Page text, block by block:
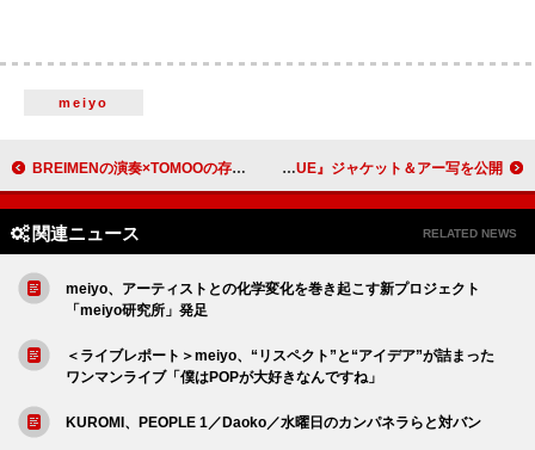
meiyo
BREIMENの演奏×TOMOOの存在感が絡み合う、コラボ曲「ファンキースパイス」MV公開 HONEST BOYZ（R）、“大人の遊び心”コンセプトの『HONEST AVENUE』ジャケット＆アー写を公開
関連ニュース RELATED NEWS
meiyo、アーティストとの化学変化を巻き起こす新プロジェクト
「meiyo研究所」発足
＜ライブレポート＞meiyo、“リスペクト”と“アイデア”が詰まった
ワンマンライブ「僕はPOPが大好きなんですね」
KUROMI、PEOPLE 1／Daoko／水曜日のカンパネラらと対バン